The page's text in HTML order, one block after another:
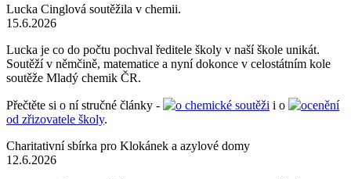
Lucka Cinglová soutěžila v chemii.
15.6.2026
Lucka je co do počtu pochval ředitele školy v naší škole unikát.
Soutěží v němčině, matematice a nyní dokonce v celostátním kole
soutěže Mladý chemik ČR.
Přečtěte si o ní stručné články - o chemické soutěži i o
ocenění
od zřizovatele školy.
Charitativní sbírka pro Klokánek a azylové domy
12.6.2026